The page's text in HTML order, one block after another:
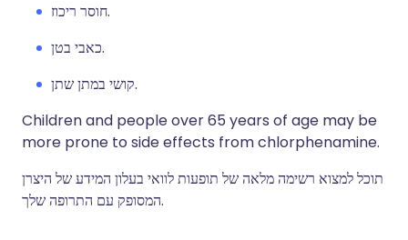
חוסר ריכוז.
כאבי בטן.
קושי במתן שתן.
Children and people over 65 years of age may be
more prone to side effects from chlorphenamine.
תוכל למצוא רשימה מלאה של תופעות לוואי בעלון המידע של היצרן
המסופק עם התרופה שלך.